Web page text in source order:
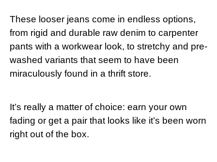
These​ looser jeans come in⁣ endless options,
from rigid and durable raw denim‌ to carpenter⁤
pants ⁢with‍ a workwear look, to stretchy and pre-
washed ​variants that seem to have been
miraculously⁢ found ​in⁣ a⁢ thrift store.
It’s really a matter of choice: earn your own
fading or get a pair that looks like it’s ‌been worn
​right out of the box.